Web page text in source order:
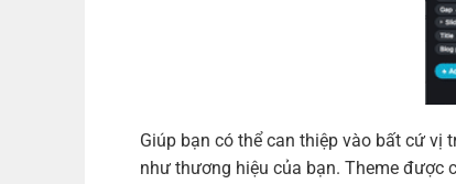
Giúp bạn có thể can thiệp vào bất cứ vị
như thương hiệu của bạn. Theme được